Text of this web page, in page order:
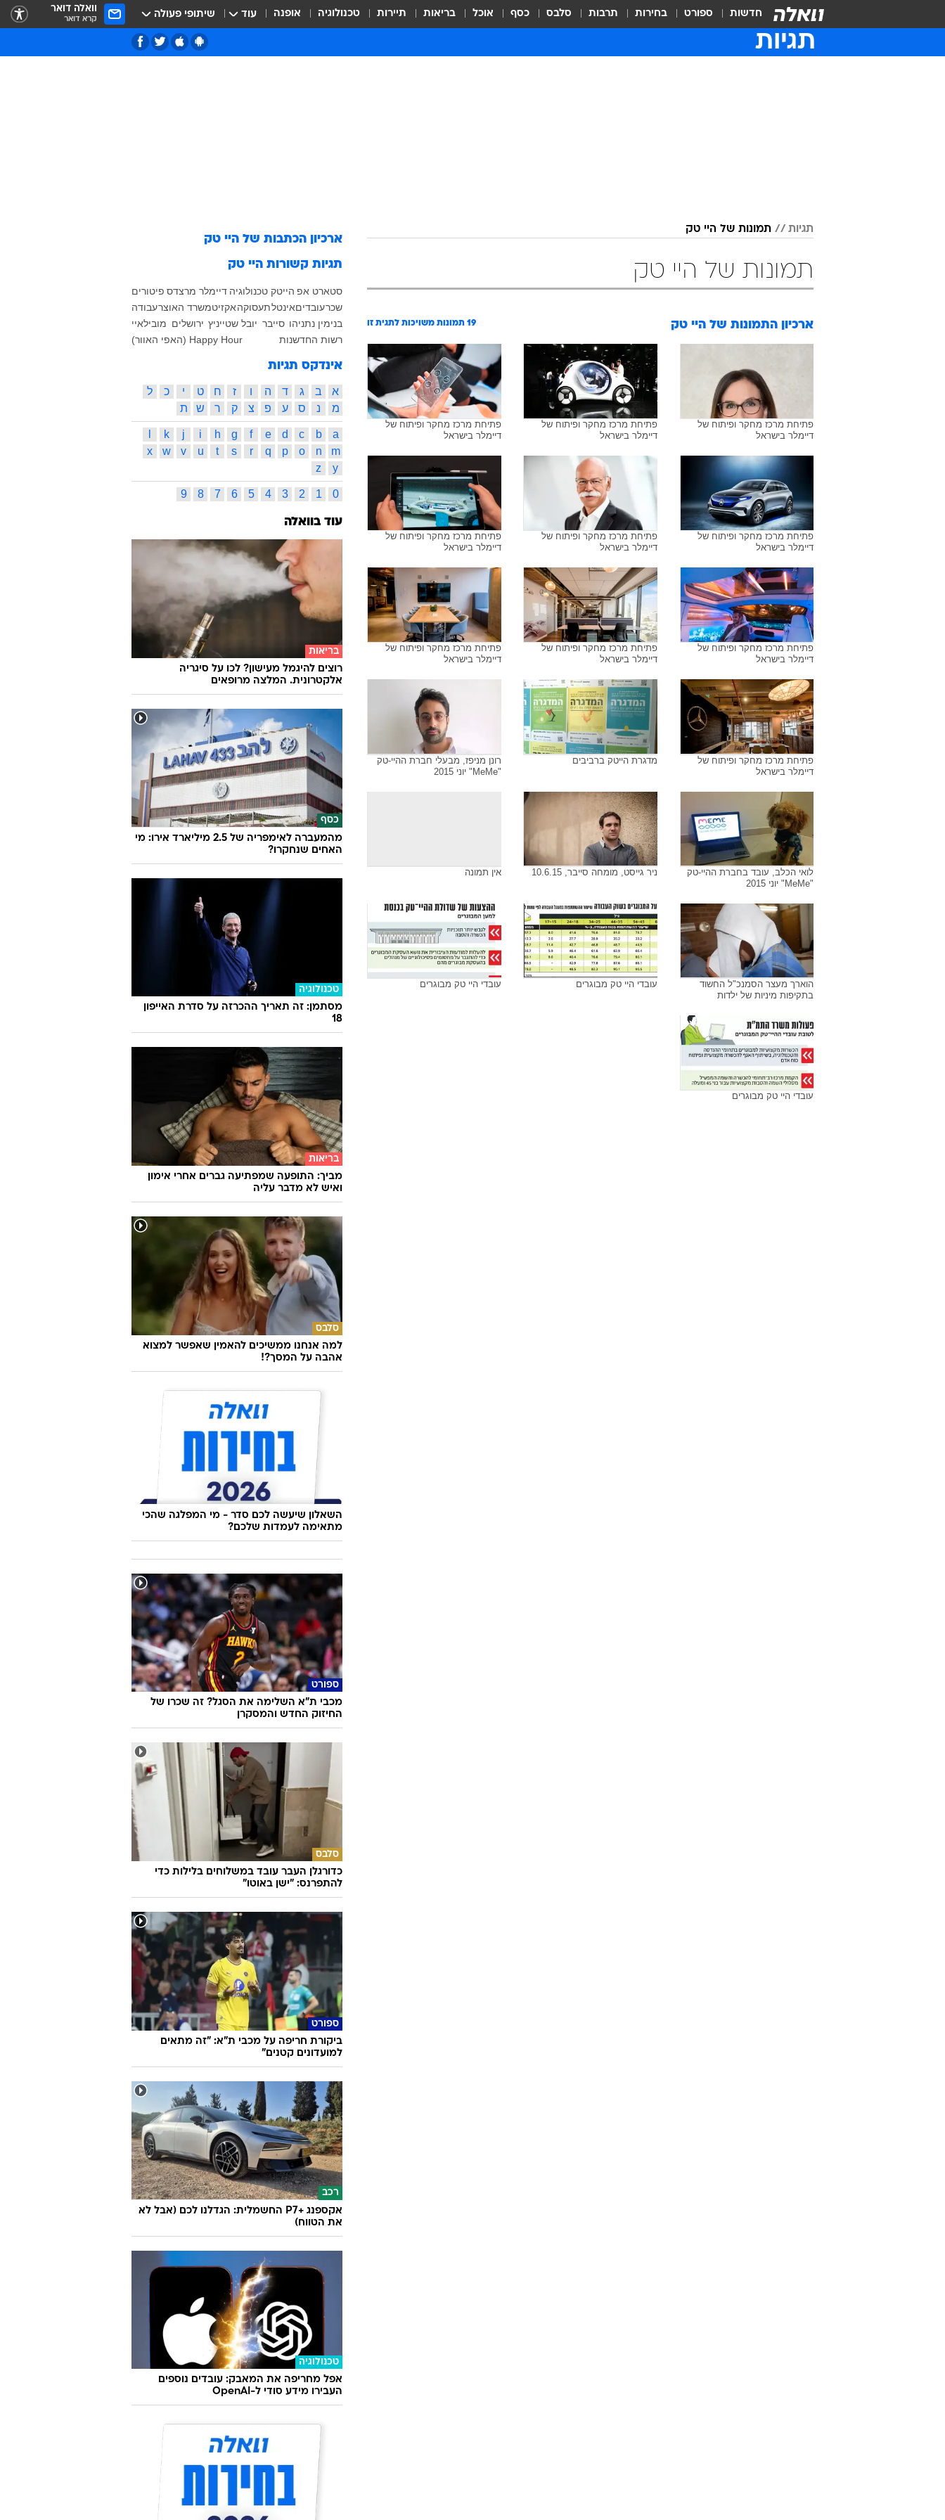
חדשות ספורט בחירות תרבות סלבס כסף אוכל בריאות תיירות טכנולוגיה אופנה עוד שיתופי פעולה וואלה דואר
קרא דואר
תגיות
תגיות תמונות של היי טק
תמונות של היי טק
ארכיון התמונות של היי טק 19 תמונות משויכות לתגית זו
פתיחת מרכז מחקר ופיתוח של
דיימלר בישראל
פתיחת מרכז מחקר ופיתוח של
דיימלר בישראל
פתיחת מרכז מחקר ופיתוח של
דיימלר בישראל
פתיחת מרכז מחקר ופיתוח של
דיימלר בישראל
פתיחת מרכז מחקר ופיתוח של
דיימלר בישראל
פתיחת מרכז מחקר ופיתוח של
דיימלר בישראל
פתיחת מרכז מחקר ופיתוח של
דיימלר בישראל
פתיחת מרכז מחקר ופיתוח של
דיימלר בישראל
פתיחת מרכז מחקר ופיתוח של
דיימלר בישראל
פתיחת מרכז מחקר ופיתוח של
דיימלר בישראל
מדגרת הייטק ברביבים
רונן מניפז, מבעלי חברת ההיי-טק
"MeMe" יוני 2015
לואי הכלב, עובד בחברת ההיי-טק
"MeMe" יוני 2015
ניר גייסט, מומחה סייבר, 10.6.15 אין תמונה
הוארך מעצר הסמנכ"ל החשוד
בתקיפות מיניות של ילדות
עובדי היי טק מבוגרים עובדי היי טק מבוגרים
עובדי היי טק מבוגרים
ארכיון הכתבות של היי טק
תגיות קשורות היי טק
סטארט אפ הייטק טכנולוגיה דיימלר מרצדס פיטורים
שכרעובדיםאינטלתעסוקהאקזיטמשרד האוצרעבודה
בנימין נתניהו סייבר יובל שטייניץ ירושלים מובילאיי
רשות החדשנות
Happy Hour (האפי האוור)
אינדקס תגיות
א ב ג ד ה ו ז ח ט י כ
ל
מ
נ ס ע פ צ ק ר ש ת
a
b
c
d
e
f
g
h
i
j
k
m
n
o
p
q
r
s
t
u
v
w
x
y
z
0
1
2
3
4
5
6
7
8
9
עוד בוואלה
בריאות
רוצים להיגמל מעישון? לכו על סיגריה
אלקטרונית. המלצה מרופאים
כסף
מהמעברה לאימפריה של 2.5 מיליארד אירו: מי
האחים שנחקרו?
טכנולוגיה
מסתמן: זה תאריך ההכרזה על סדרת האייפון
18
בריאות
מביך: התופעה שמפתיעה גברים אחרי אימון
ואיש לא מדבר עליה
סלבס
למה אנחנו ממשיכים להאמין שאפשר למצוא
אהבה על המסך?!
השאלון שיעשה לכם סדר - מי המפלגה שהכי
מתאימה לעמדות שלכם?
ספורט
מכבי ת"א השלימה את הסגל? זה שכרו של
החיזוק החדש והמסקרן
סלבס
כדורגלן העבר עובד במשלוחים בלילות כדי
להתפרנס: "ישן באוטו"
ספורט
ביקורת חריפה על מכבי ת"א: "זה מתאים
למועדונים קטנים"
רכב
אקספנג +P7 החשמלית: הגדלנו לכם (אבל לא
את הטווח)
טכנולוגיה
אפל מחריפה את המאבק: עובדים נוספים
העבירו מידע סודי ל-OpenAI